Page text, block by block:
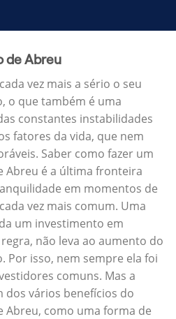
de Abreu
vez mais a sério o seu
o que também é uma
constantes instabilidades
fatores da vida, que nem
Saber como fazer um
Abreu é a última fronteira
em momentos de
vez mais comum. Uma
um investimento em
não leva ao aumento do
Por isso, nem sempre ela foi
comuns. Mas a
dos vários benefícios do
Abreu, como uma forma de